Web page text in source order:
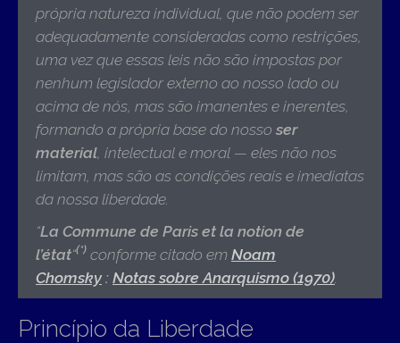
própria natureza individual, que não podem ser
adequadamente consideradas como restrições,
uma vez que essas leis não são impostas por
nenhum legislador externo ao nosso lado ou
acima de nós, mas são imanentes e inerentes,
formando a própria base do nosso ser
material, intelectual e moral — eles não nos
limitam, mas são as condições reais e imediatas
da nossa liberdade.
“La Commune de Paris et la notion de
l’état“(*) conforme citado em Noam
Chomsky : Notas sobre Anarquismo (1970)
Princípio da Liberdade